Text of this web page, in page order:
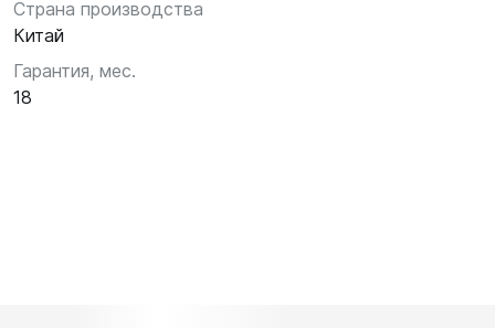
Страна производства
Китай
Гарантия, мес.
18